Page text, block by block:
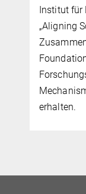
Institut für
„Aligning
erhalten.